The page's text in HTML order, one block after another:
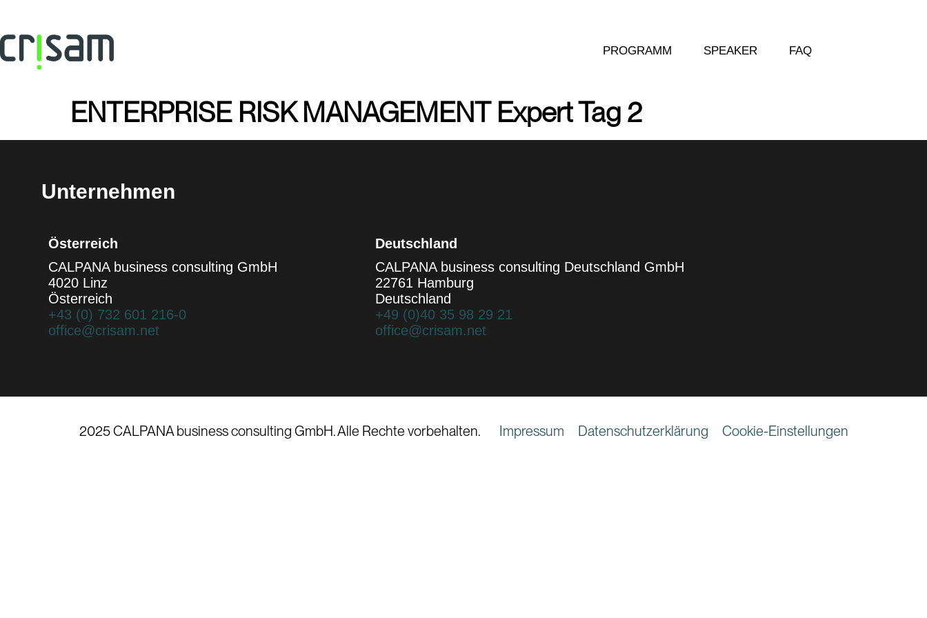
PROGRAMM SPEAKER FAQ
ENTERPRISE RISK MANAGEMENT Expert Tag 2
Unternehmen
Österreich
CALPANA business consulting GmbH
4020 Linz
Österreich
+43 (0) 732 601 216-0
office@crisam.net
Deutschland
CALPANA business consulting Deutschland GmbH
22761 Hamburg
Deutschland
+49 (0)40 35 98 29 21
office@crisam.net
2025 CALPANA business consulting GmbH. Alle Rechte vorbehalten. Impressum Datenschutzerklärung Cookie-Einstellungen